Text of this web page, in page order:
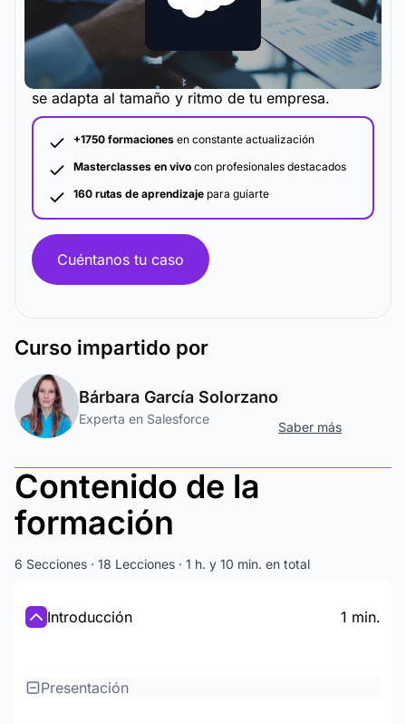
La metodología y plataforma de formación que
se adapta al tamaño y ritmo de tu empresa.
+1750 formaciones en constante actualización
Masterclasses en vivo con profesionales destacados
160 rutas de aprendizaje para guiarte
Cuéntanos tu caso
Curso impartido por
Bárbara García Solorzano
Experta en Salesforce
Saber más
Contenido de la
formación
6 Secciones · 18 Lecciones · 1 h. y 10 min. en total
Introducción 1 min.
Presentación